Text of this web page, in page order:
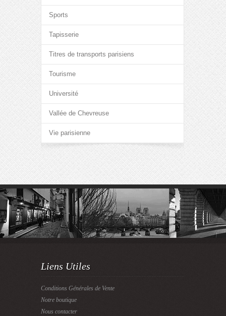
Sports
Tapisserie
Titres de transports parisiens
Tourisme
Université
Vallée de Chevreuse
Vie parisienne
Liens Utiles
Conditions Générales de Vente
Notre boutique
Nous contacter